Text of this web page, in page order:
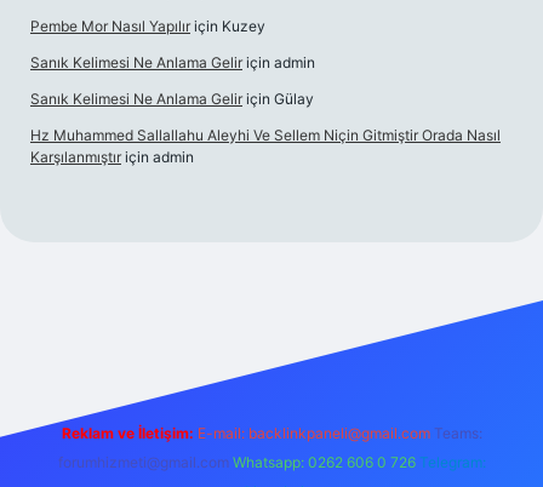
Pembe Mor Nasıl Yapılır için Kuzey
Sanık Kelimesi Ne Anlama Gelir için admin
Sanık Kelimesi Ne Anlama Gelir için Gülay
Hz Muhammed Sallallahu Aleyhi Ve Sellem Niçin Gitmiştir Orada Nasıl
Karşılanmıştır için admin
Reklam ve İletişim: E-mail: backlinkpaneli@gmail.com Teams:
forumhizmeti@gmail.com Whatsapp: 0262 606 0 726 Telegram: